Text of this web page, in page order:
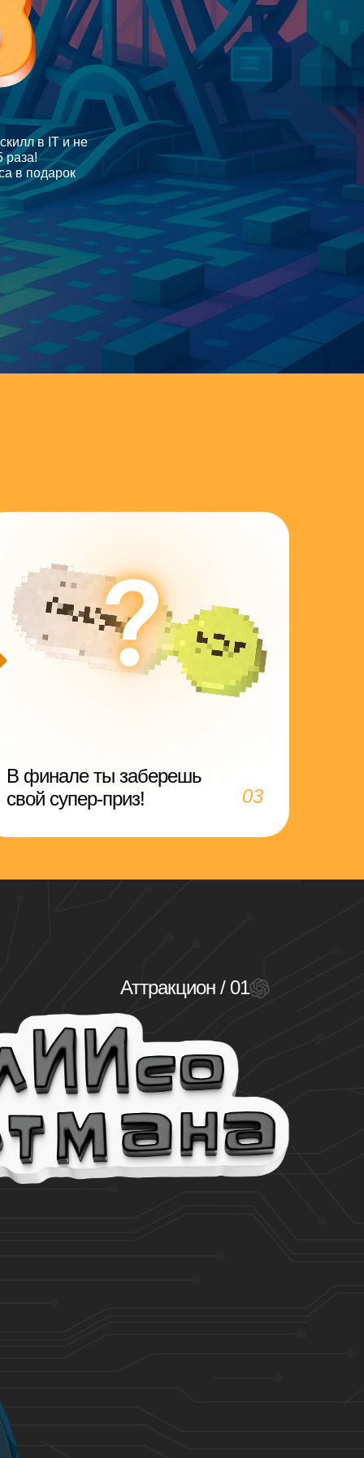
в IT и не
раза!
в подарок
03
В финале ты заберешь
свой супер-приз!
Аттракцион / 01